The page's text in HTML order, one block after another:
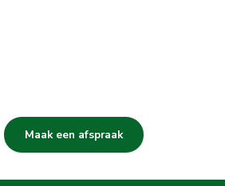
Maak een afspraak